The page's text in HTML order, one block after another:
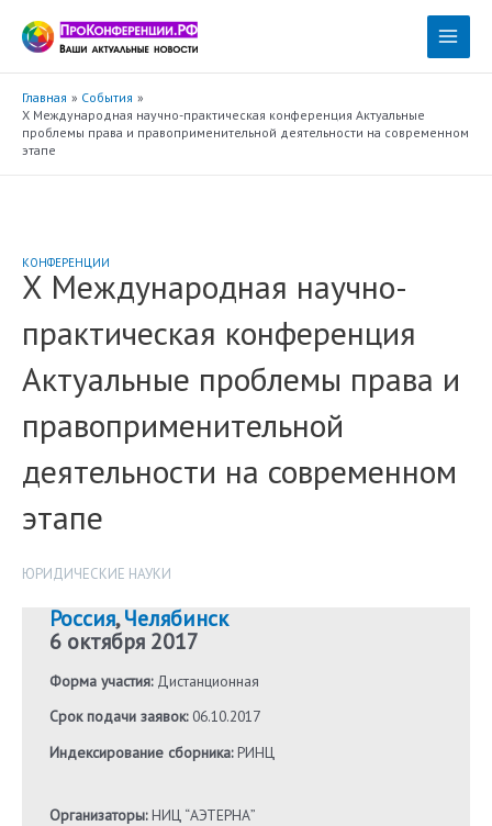
содержимому
Main
Главная
События
X Международная научно-практическая конференция Актуальные
проблемы права и правоприменительной деятельности на современном
этапе
КОНФЕРЕНЦИИ
X Международная научно-
практическая конференция
Актуальные проблемы права и
правоприменительной
деятельности на современном
этапе
ЮРИДИЧЕСКИЕ НАУКИ
Россия,Челябинск
6 октября 2017
Форма участия:Дистанционная
Срок подачи заявок:06.10.2017
Индексирование сборника:РИНЦ
Организаторы:НИЦ “АЭТЕРНА”